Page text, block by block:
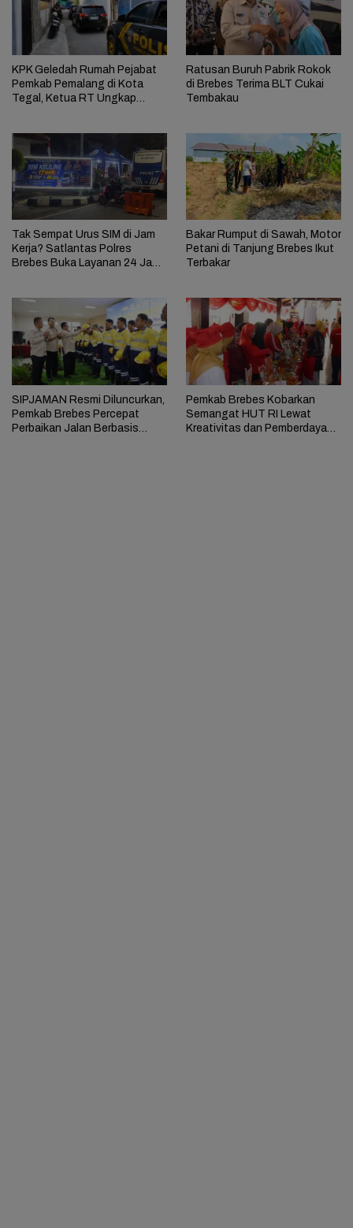
KPK Geledah Rumah Pejabat
Pemkab Pemalang di Kota
Tegal, Ketua RT Ungkap
Ratusan Buruh Pabrik Rokok
di Brebes Terima BLT Cukai
Tembakau
Tak Sempat Urus SIM di Jam
Kerja? Satlantas Polres
Brebes Buka Layanan 24 Jam
Bakar Rumput di Sawah, Motor
Petani di Tanjung Brebes Ikut
Terbakar
SIPJAMAN Resmi Diluncurkan,
Pemkab Brebes Percepat
Perbaikan Jalan Berbasis
Pemkab Brebes Kobarkan
Semangat HUT RI Lewat
Kreativitas dan Pemberdayaan